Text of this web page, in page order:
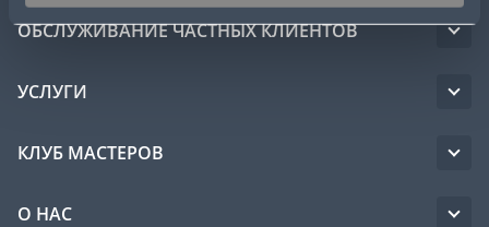
ОБСЛУЖИВАНИЕ ЧАСТНЫХ КЛИЕНТОВ
УСЛУГИ
КЛУБ МАСТЕРОВ
О НАС